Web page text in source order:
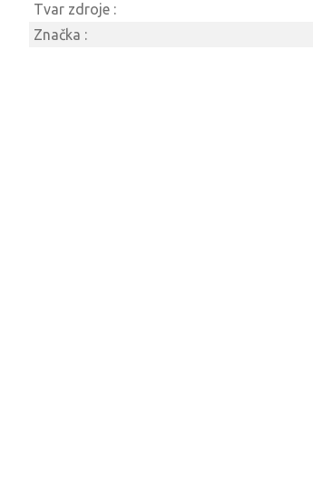
Tvar zdroje :
Značka :